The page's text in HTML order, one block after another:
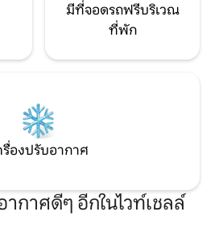
มีที่จอดรถฟรีบริเวณ
ที่พัก
รื่องปรับอากาศ
กาศดีๆ อีกในไวท์เชลล์